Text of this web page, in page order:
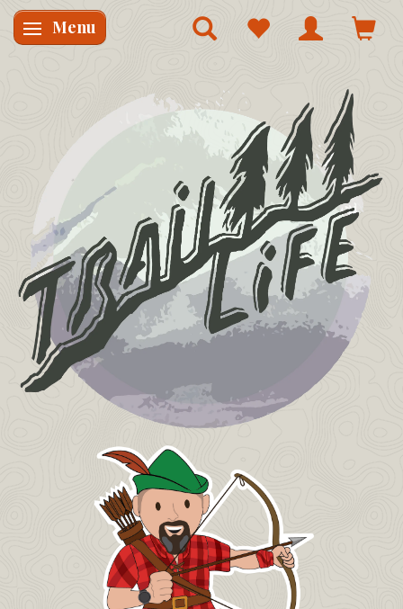
Skifte navigation
Menu